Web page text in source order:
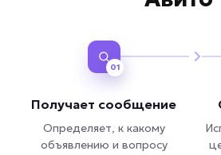
01
Получает сообщение
Определяет, к какому
объявлению и вопросу